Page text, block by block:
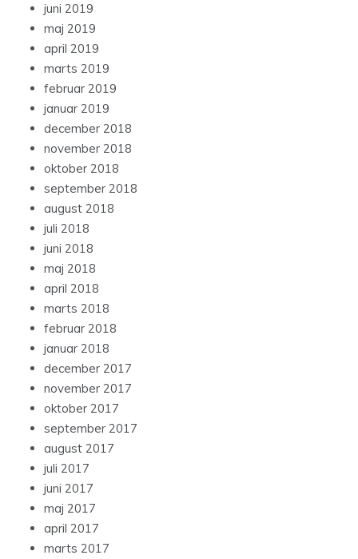
juni 2019
maj 2019
april 2019
marts 2019
februar 2019
januar 2019
december 2018
november 2018
oktober 2018
september 2018
august 2018
juli 2018
juni 2018
maj 2018
april 2018
marts 2018
februar 2018
januar 2018
december 2017
november 2017
oktober 2017
september 2017
august 2017
juli 2017
juni 2017
maj 2017
april 2017
marts 2017